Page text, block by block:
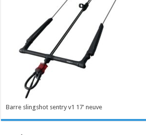
Barre slingshot sentry v1 17' neuve